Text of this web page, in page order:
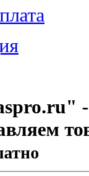
-